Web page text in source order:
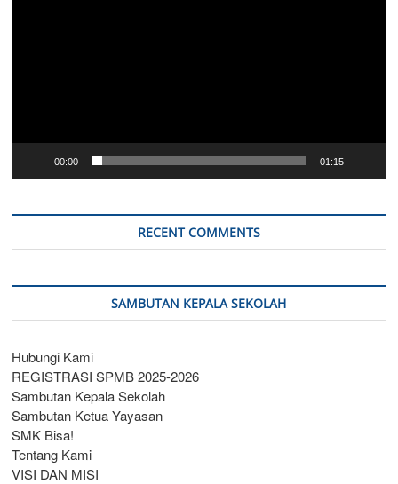
00:00 01:15
RECENT COMMENTS
SAMBUTAN KEPALA SEKOLAH
Hubungi Kami
REGISTRASI SPMB 2025-2026
Sambutan Kepala Sekolah
Sambutan Ketua Yayasan
SMK Bisa!
Tentang Kami
VISI DAN MISI